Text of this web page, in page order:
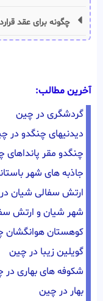
چگونه برای عقد
آخرین مطالب:
گردشگری در چین
دیدنیهای چنگدو در
چنگدو مقر پانداهای
جاذبه های شهر
ارتش سفالی شیان
شهر شیان و ارتش
کوهستان هوانگشان
گویلین زیبا در چین
شکوفه های بهاری در
بهار در چین